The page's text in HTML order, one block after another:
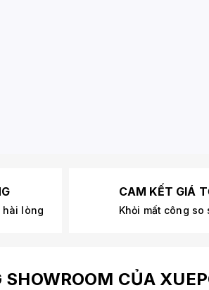
hài lòng
CAM KẾT GIÁ
Khỏi mất công so
SHOWROOM CỦA